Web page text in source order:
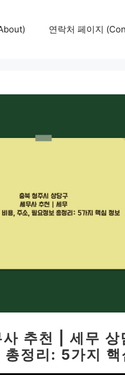
연락처 페이지
추천 | 세무
총정리: 5가지 핵